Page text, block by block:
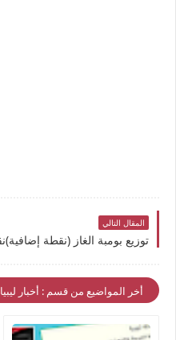
المقال التالي
أخر المواضيع من قسم : أخبار ليبيا